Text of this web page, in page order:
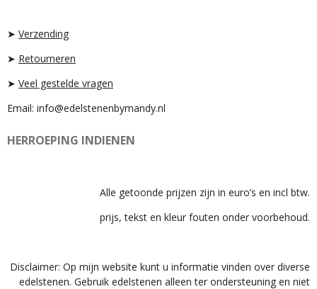
A
➤ Verzending
➤ Retourneren
➤ Veel gestelde vragen
Email: info@edelstenenbymandy.nl
HERROEPING INDIENEN
Alle getoonde prijzen zijn in euro’s en incl btw.
prijs, tekst en kleur fouten onder voorbehoud.
Disclaimer: Op mijn website kunt u informatie vinden over diverse
edelstenen. Gebruik edelstenen alleen ter ondersteuning en niet